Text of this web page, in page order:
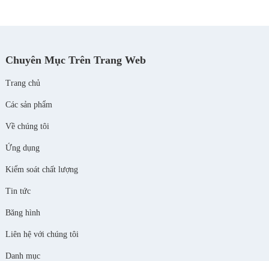
Chuyên Mục Trên Trang Web
Trang chủ
Các sản phẩm
Về chúng tôi
Ứng dụng
Kiểm soát chất lượng
Tin tức
Băng hình
Liên hệ với chúng tôi
Danh mục